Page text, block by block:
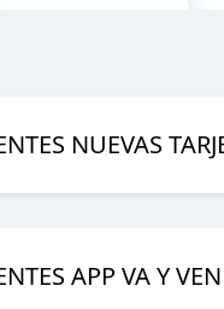
NUEVAS
APP VA Y VEN